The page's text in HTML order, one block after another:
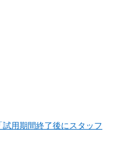
用期間終了後にスタッフ